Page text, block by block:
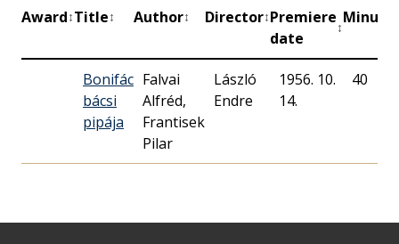
Award↕Title↕ Author↕ Director↕Premiere
date
↕
Bonifác
bácsi
pipája
Falvai
Alfréd,
Frantisek
Pilar
László
Endre
1956. 10.
14.
40